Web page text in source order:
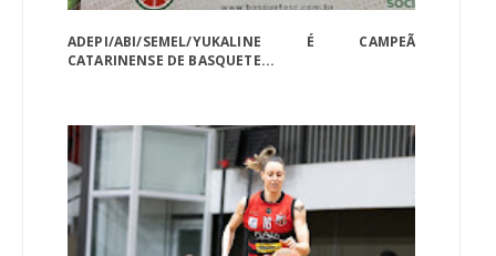
ADEPI/ABI/SEMEL/YUKALINE É CAMPEÃ
CATARINENSE DE BASQUETE...